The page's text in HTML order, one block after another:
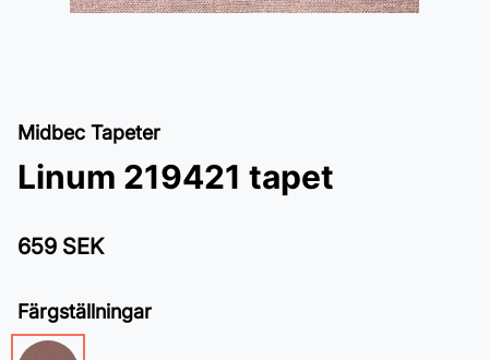
Midbec Tapeter
Linum 219421 tapet
659 SEK
Färgställningar